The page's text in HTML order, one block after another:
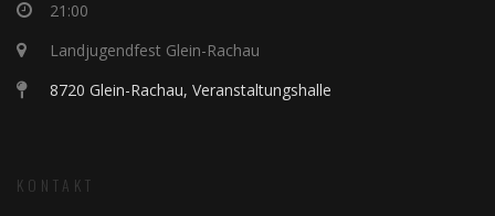
21:00
Landjugendfest Glein-Rachau
8720 Glein-Rachau, Veranstaltungshalle
KONTAKT